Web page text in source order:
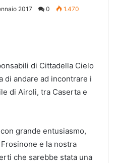
2017 0
1.470
di Cittadella Cielo
di andare ad incontrare i
di Airoli, tra Caserta e
grande entusiasmo,
e la nostra
che sarebbe stata una